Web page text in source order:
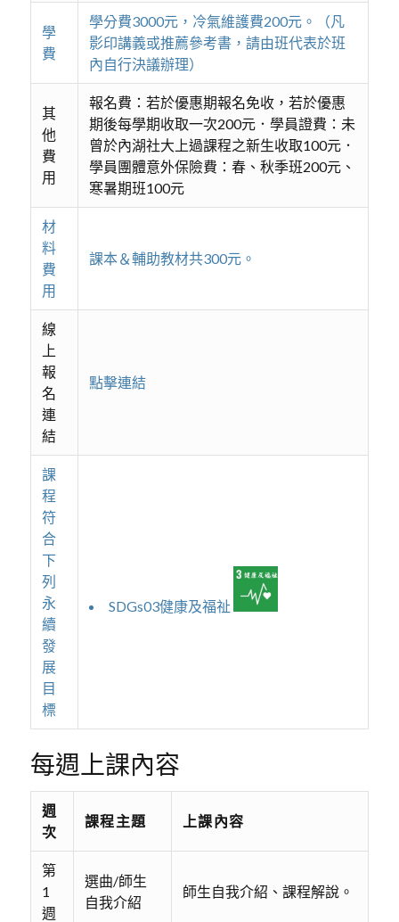
學
費
學分費3000元，冷氣維護費200元。（凡
影印講義或推薦參考書，請由班代表於班
內自行決議辦理）
其
他
費
用
報名費：若於優惠期報名免收，若於優惠
期後每學期收取一次200元．學員證費：未
曾於內湖社大上過課程之新生收取100元．
學員團體意外保險費：春、秋季班200元、
寒暑期班100元
材
料
費
用
課本＆輔助教材共300元。
線
上
報
名
連
結
點擊連結
課
程
符
合
下
列
永
續
發
展
目
標
SDGs03健康及福祉
每週上課內容
週
次
課程主題 上課內容
第
1
週
選曲/師生
自我介紹
師生自我介紹、課程解說。